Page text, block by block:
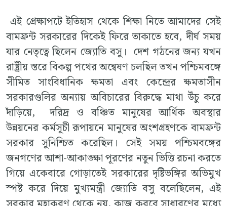
এই প্রেক্ষাপটে ইতিহাস থেকে শিক্ষা নিতে আমাদের সেই
বামফ্রন্ট সরকারের দিকেই ফিরে তাকাতে হবে, দীর্ঘ সময়
যার নেতৃত্বে ছিলেন জ্যোতি বসু। দেশ গঠনের জন্য যখন
রাষ্ট্রীয় স্তরে বিকল্প পথের অন্বেষণ চলছিল তখন পশ্চিমবঙ্গে
সীমিত সাংবিধানিক ক্ষমতা এবং কেন্দ্রের ক্ষমতাসীন
সরকারগুলির অন্যায় অবিচারের বিরুদ্ধে মাথা উঁচু করে
দাঁড়িয়ে, দরিদ্র ও বঞ্চিত মানুষের আর্থিক অবস্থার
উন্নয়নের কর্মসূচী রূপায়নে মানুষের অংশগ্রহণকে বামফ্রন্ট
সরকার সুনিশ্চিত করেছিল। সেই সময় পশ্চিমবঙ্গের
জনগণের আশা-আকাঙ্ক্ষা পূরণের নতুন ভিত্তি রচনা করতে
গিয়ে একেবারে গোড়াতেই সরকারের দৃষ্টিভঙ্গির অভিমুখ
স্পষ্ট করে দিয়ে মুখ্যমন্ত্রী জ্যোতি বসু বলেছিলেন, এই